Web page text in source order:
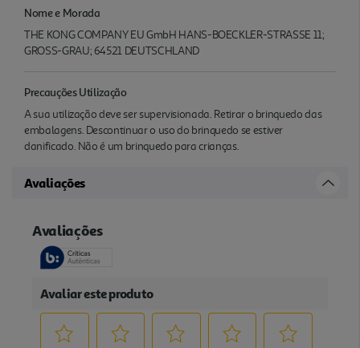
Nome e Morada
THE KONG COMPANY EU GmbH HANS-BOECKLER-STRASSE 11;
GROSS-GRAU; 64521 DEUTSCHLAND
Precauções Utilização
A sua utilização deve ser supervisionada. Retirar o brinquedo das
embalagens. Descontinuar o uso do brinquedo se estiver
danificado. Não é um brinquedo para crianças.
Avaliações